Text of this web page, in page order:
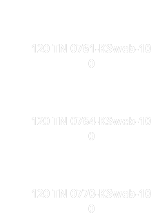
120 TN 0761-KSweb-10
0
120 TN 0764-KSweb-10
0
120 TN 0770-KSweb-10
0